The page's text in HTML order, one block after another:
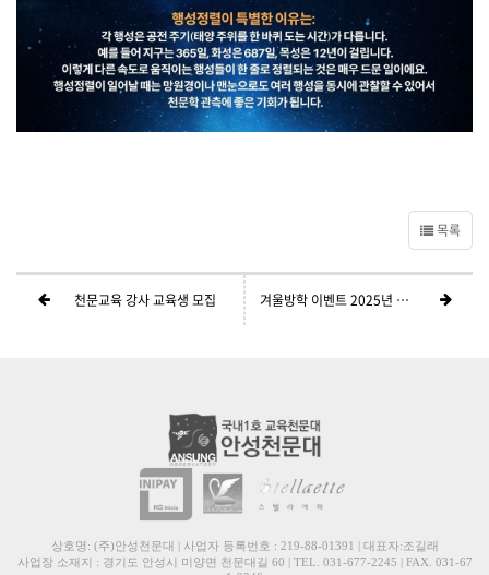
목록
천문교육 강사 교육생 모집 겨울방학 이벤트 2025년 천문달력 증정
상호명: (주)안성천문대 | 사업자 등록번호 : 219-88-01391 | 대표자:조길래
사업장 소재지 : 경기도 안성시 미양면 천문대길 60 | TEL. 031-677-2245 | FAX. 031-67